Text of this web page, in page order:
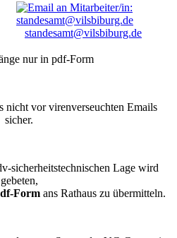
standesamt@vilsbiburg.de
nicht vor virenverseuchten Emails
sicher.
sicherheitstechnischen Lage wird
gebeten,
Formans Rathaus zu übermitteln.